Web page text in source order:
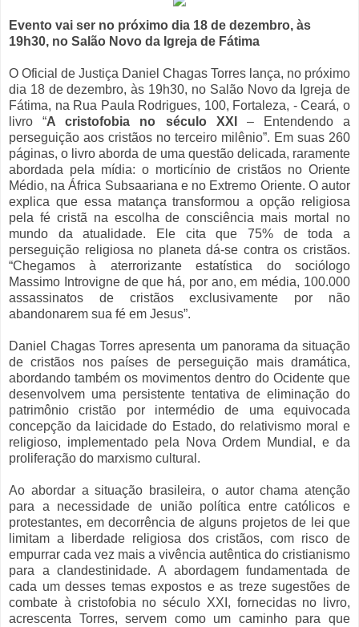
Evento vai ser no próximo dia 18 de dezembro, às
19h30, no Salão Novo da Igreja de Fátima
O Oficial de Justiça Daniel Chagas Torres lança, no próximo
dia 18 de dezembro, às 19h30, no Salão Novo da Igreja de
Fátima, na Rua Paula Rodrigues, 100, Fortaleza, - Ceará, o
livro “A cristofobia no século XXI
– Entendendo a
perseguição aos cristãos no terceiro milênio”. Em suas 260
páginas, o livro aborda de uma questão delicada, raramente
abordada pela mídia: o morticínio de cristãos no Oriente
Médio, na África Subsaariana e no Extremo Oriente. O autor
explica que essa matança transformou a opção religiosa
pela fé cristã na escolha de consciência mais mortal no
mundo da atualidade. Ele cita que 75% de toda a
perseguição religiosa no planeta dá-se contra os cristãos.
“Chegamos à aterrorizante estatística do sociólogo
Massimo Introvigne de que há, por ano, em média, 100.000
assassinatos de cristãos exclusivamente por não
abandonarem sua fé em Jesus”.
Daniel Chagas Torres apresenta um panorama da situação
de cristãos nos países de perseguição mais dramática,
abordando também os movimentos dentro do Ocidente que
desenvolvem uma persistente tentativa de eliminação do
patrimônio cristão por intermédio de uma equivocada
concepção da laicidade do Estado, do relativismo moral e
religioso, implementado pela Nova Ordem Mundial, e da
proliferação do marxismo cultural.
Ao abordar a situação brasileira, o autor chama atenção
para a necessidade de união política entre católicos e
protestantes, em decorrência de alguns projetos de lei que
limitam a liberdade religiosa dos cristãos, com risco de
empurrar cada vez mais a vivência autêntica do cristianismo
para a clandestinidade. A abordagem fundamentada de
cada um desses temas expostos e as treze sugestões de
combate à cristofobia no século XXI, fornecidas no livro,
acrescenta Torres, servem como um caminho para que